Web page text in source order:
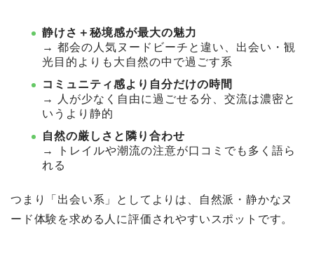
静けさ＋秘境感が最大の魅力
→ 都会の人気ヌードビーチと違い、出会い・観
光目的よりも⼤自然の中で過ごす系
コミュニティ感より自分だけの時間
→ 人が少なく自由に過ごせる分、交流は濃密と
いうより静的
自然の厳しさと隣り合わせ
→ トレイルや潮流の注意が口コミでも多く語ら
れる
つまり「出会い系」としてよりは、自然派・静かなヌ
ード体験を求める人に評価されやすいスポットです。